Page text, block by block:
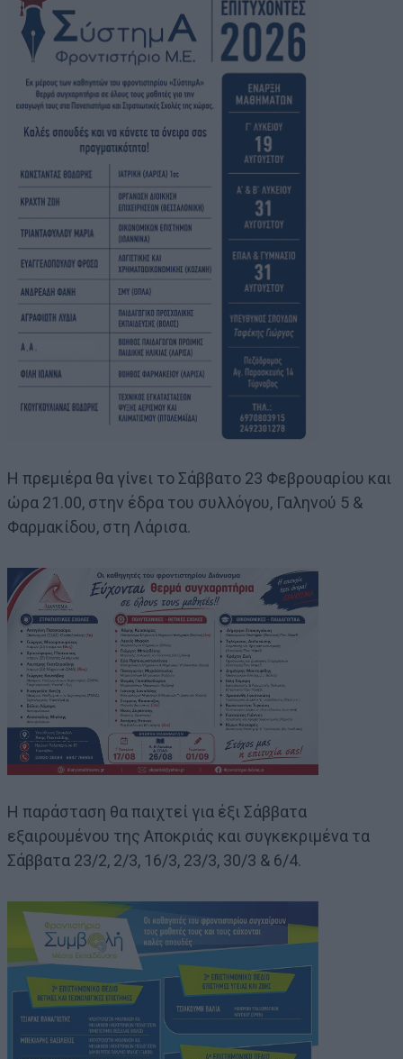
Η πρεμιέρα θα γίνει το Σάββατο 23 Φεβρουαρίου και
ώρα 21.00, στην έδρα του συλλόγου, Γαληνού 5 &
Φαρμακίδου, στη Λάρισα.
Η παράσταση θα παιχτεί για έξι Σάββατα
εξαιρουμένου της Αποκριάς και συγκεκριμένα τα
Σάββατα 23/2, 2/3, 16/3, 23/3, 30/3 & 6/4.